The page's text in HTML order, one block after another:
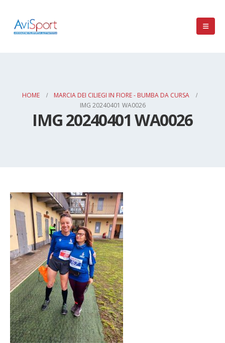
HOME
MARCIA DEI CILIEGI IN FIORE - BUMBA DA CURSA
IMG 20240401 WA0026
IMG 20240401 WA0026